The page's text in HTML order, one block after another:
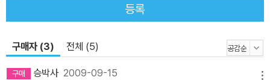
등록
구매자 (3) 전체 (5)
승박사 2009-09-15